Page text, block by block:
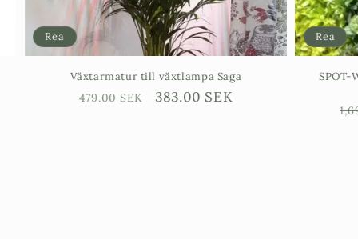
Rea
Växtarmatur till växtlampa Saga
Ordinarie
479.00 SEK Försäljningspris
383.00 SEK
Rea
SPOT-